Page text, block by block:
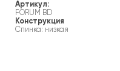
Артикул:
FORUM BD
Конструкция
Спинка: низкая